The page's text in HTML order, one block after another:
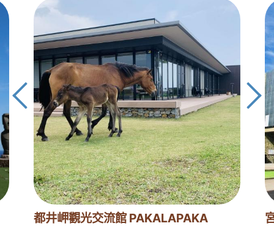
都井岬觀光交流館 PAKALAPAKA